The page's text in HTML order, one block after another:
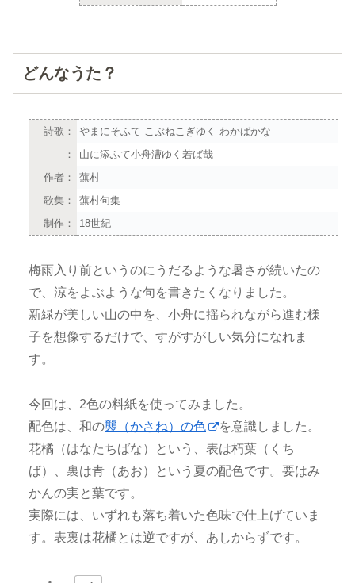
どんなうた？
詩歌：
やまにそふて こぶねこぎゆく わかばかな
：
山に添ふて小舟漕ゆく若ば哉
作者：
蕪村
歌集：
蕪村句集
制作：
18世紀
梅雨入り前というのにうだるような暑さが続いたの
で、涼をよぶような句を書きたくなりました。
新緑が美しい山の中を、小舟に揺られながら進む様
子を想像するだけで、すがすがしい気分になれま
す。
今回は、2色の料紙を使ってみました。
配色は、和の襲（かさね）の色
を意識しました。
花橘（はなたちばな）という、表は朽葉（くち
ば）、裏は青（あお）という夏の配色です。要はみ
かんの実と葉です。
実際には、いずれも落ち着いた色味で仕上げていま
す。表裏は花橘とは逆ですが、あしからずです。